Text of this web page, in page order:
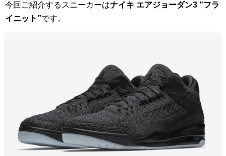
今回ご紹介するスニーカーはナイキ エアジョーダン3 ”フラ
イニット”です。